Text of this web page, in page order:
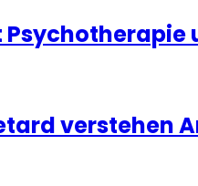
verstehen